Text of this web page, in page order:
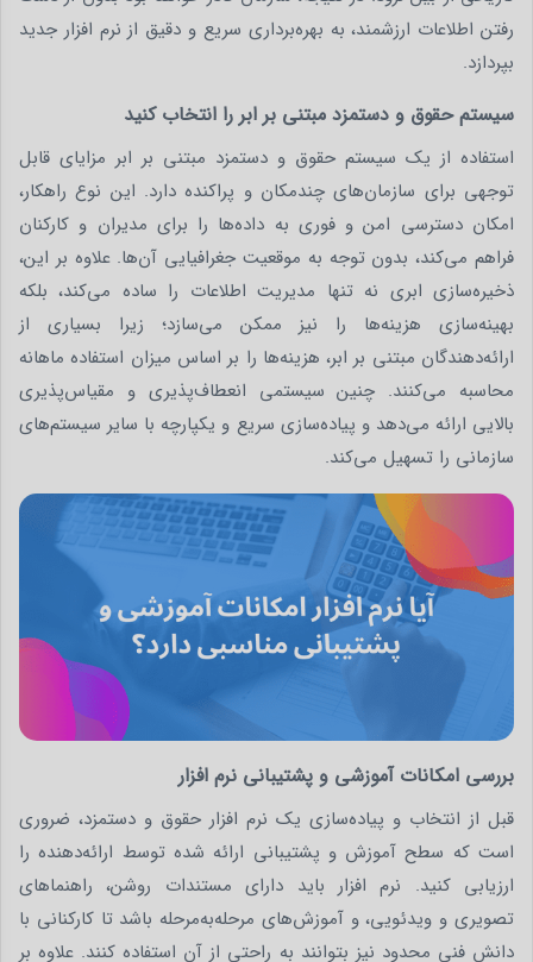
رفتن اطلاعات ارزشمند، به بهره‌برداری سریع و دقیق از نرم‌ افزار جدید
بپردازد.
سیستم حقوق و دستمزد مبتنی بر ابر را انتخاب کنید
استفاده از یک سیستم حقوق و دستمزد مبتنی بر ابر مزایای قابل
توجهی برای سازمان‌های چندمکان و پراکنده دارد. این نوع راهکار،
امکان دسترسی امن و فوری به داده‌ها را برای مدیران و کارکنان
فراهم می‌کند، بدون توجه به موقعیت جغرافیایی آن‌ها. علاوه بر این،
ذخیره‌سازی ابری نه تنها مدیریت اطلاعات را ساده می‌کند، بلکه
بهینه‌سازی هزینه‌ها را نیز ممکن می‌سازد؛ زیرا بسیاری از
ارائه‌دهندگان مبتنی بر ابر، هزینه‌ها را بر اساس میزان استفاده ماهانه
محاسبه می‌کنند. چنین سیستمی انعطاف‌پذیری و مقیاس‌پذیری
بالایی ارائه می‌دهد و پیاده‌سازی سریع و یکپارچه با سایر سیستم‌های
سازمانی را تسهیل می‌کند.
بررسی امکانات آموزشی و پشتیبانی نرم افزار
قبل از انتخاب و پیاده‌سازی یک نرم‌ افزار حقوق و دستمزد، ضروری
است که سطح آموزش و پشتیبانی ارائه شده توسط ارائه‌دهنده را
ارزیابی کنید. نرم‌ افزار باید دارای مستندات روشن، راهنماهای
تصویری و ویدئویی، و آموزش‌های مرحله‌به‌مرحله باشد تا کارکنانی با
دانش فنی محدود نیز بتوانند به راحتی از آن استفاده کنند. علاوه بر